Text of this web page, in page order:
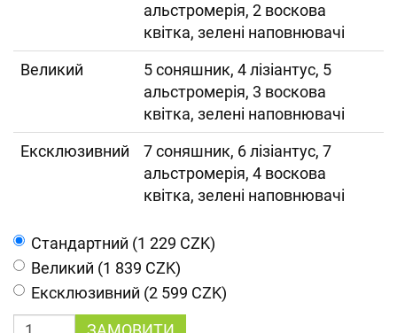
альстромерія, 2 воскова
квітка, зелені наповнювачі
Великий
5 соняшник, 4 лізіантус, 5
альстромерія, 3 воскова
квітка, зелені наповнювачі
Ексклюзивний
7 соняшник, 6 лізіантус, 7
альстромерія, 4 воскова
квітка, зелені наповнювачі
Cтандартний (1 229 CZK)
Великий (1 839 CZK)
Ексклюзивний (2 599 CZK)